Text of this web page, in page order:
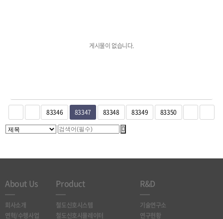
게시물이 없습니다.
83346 83347 83348 83349 83350
About Us
회사소개
연혁/수행사업
Product
철도신호시스템
철도신호시뮬레이터
R&D
기술연구소
연구현황